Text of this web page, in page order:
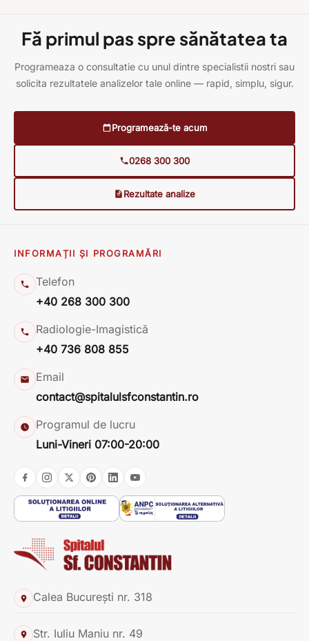
Fă primul pas spre sănătatea ta
Programeaza o consultatie cu unul dintre specialistii nostri sau
solicita rezultatele analizelor tale online — rapid, simplu, sigur.
Programează-te acum
0268 300 300
Rezultate analize
INFORMAȚII ȘI PROGRAMĂRI
Telefon
+40 268 300 300
Radiologie-Imagistică
+40 736 808 855
Email
contact@spitalulsfconstantin.ro
Programul de lucru
Luni-Vineri 07:00-20:00
Calea București nr. 318
Str. Iuliu Maniu nr. 49